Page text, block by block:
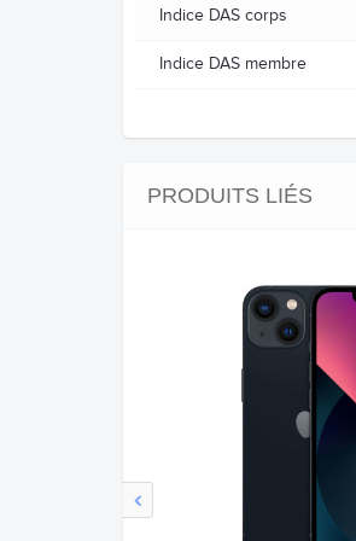
Indice DAS corps
Indice DAS membre
PRODUITS LIÉS
‹